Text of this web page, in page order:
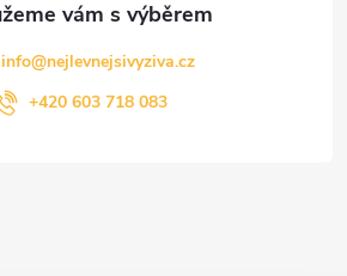
info@nejlevnejsivyziva.cz
+420 603 718 083